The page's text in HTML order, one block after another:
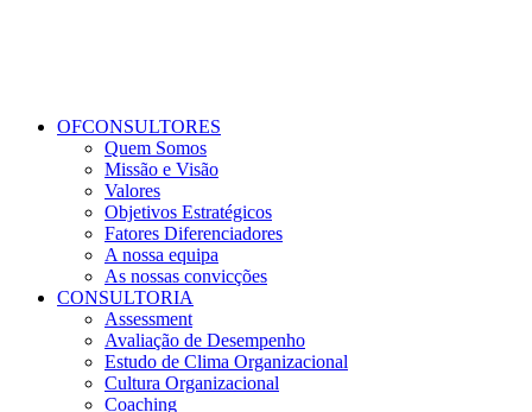
OFCONSULTORES
Quem Somos
Missão e Visão
Valores
Objetivos Estratégicos
Fatores Diferenciadores
A nossa equipa
As nossas convicções
CONSULTORIA
Assessment
Avaliação de Desempenho
Estudo de Clima Organizacional
Cultura Organizacional
Coaching